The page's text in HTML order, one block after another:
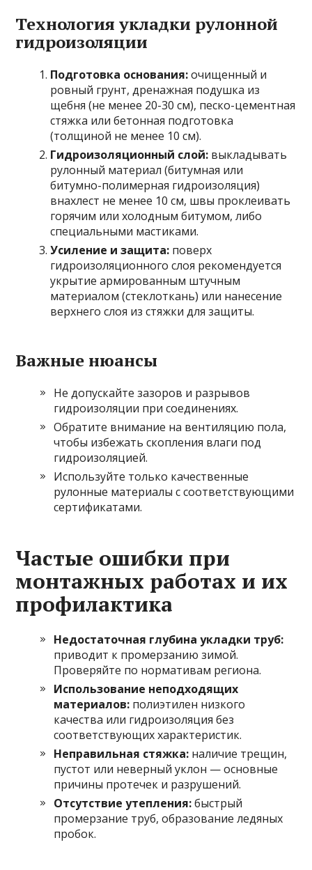
Технология укладки рулонной
гидроизоляции
Подготовка основания:очищенный и
ровный грунт, дренажная подушка из
щебня (не менее 20-30 см), песко-цементная
стяжка или бетонная подготовка
(толщиной не менее 10 см).
Гидроизоляционный слой: выкладывать
рулонный материал (битумная или
битумно-полимерная гидроизоляция)
внахлест не менее 10 см, швы проклеивать
горячим или холодным битумом, либо
специальными мастиками.
Усиление и защита: поверх
гидроизоляционного слоя рекомендуется
укрытие армированным штучным
материалом (стеклоткань) или нанесение
верхнего слоя из стяжки для защиты.
Важные нюансы
Не допускайте зазоров и разрывов
гидроизоляции при соединениях.
Обратите внимание на вентиляцию пола,
чтобы избежать скопления влаги под
гидроизоляцией.
Используйте только качественные
рулонные материалы с соответствующими
сертификатами.
Частые ошибки при
монтажных работах и их
профилактика
Недостаточная глубина укладки труб:
приводит к промерзанию зимой.
Проверяйте по нормативам региона.
Использование неподходящих
материалов: полиэтилен низкого
качества или гидроизоляция без
соответствующих характеристик.
Неправильная стяжка: наличие трещин,
пустот или неверный уклон — основные
причины протечек и разрушений.
Отсутствие утепления:быстрый
промерзание труб, образование ледяных
пробок.